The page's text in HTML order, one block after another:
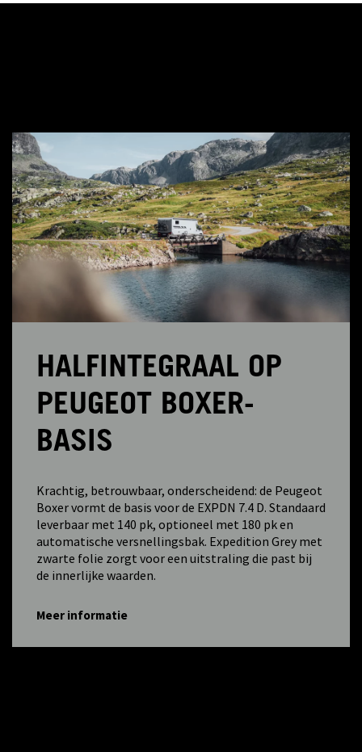
HALFINTEGRAAL OP
PEUGEOT BOXER-
BASIS
Krachtig, betrouwbaar, onderscheidend: de Peugeot
Boxer vormt de basis voor de EXPDN 7.4 D. Standaard
leverbaar met 140 pk, optioneel met 180 pk en
automatische versnellingsbak. Expedition Grey met
zwarte folie zorgt voor een uitstraling die past bij
de innerlijke waarden.
Meer informatie